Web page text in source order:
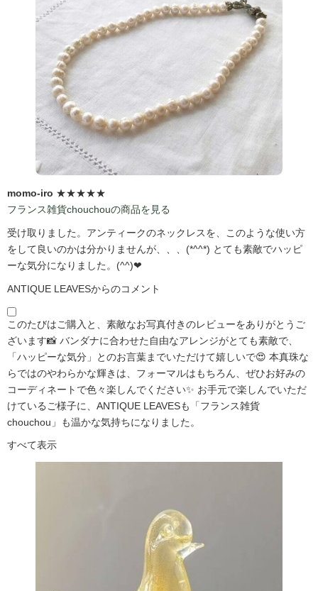
momo-iro ★★★★★
フランス雑貨chouchouの商品を見る
受け取りました。アンティークのネックレスを、このような使い方
をして良いのかは分かりませんが、、、(*^^*) とても素敵でハッピ
ーな気分になりました。(^^)❤
ANTIQUE LEAVESからのコメント
このたびはご購入と、素敵なお写真付きのレビューをありがとうご
ざいます📸 バンダナに合わせた自由なアレンジがとても素敵で、
「ハッピーな気分」とのお言葉までいただけて嬉しいで😍 本真珠な
らではのやわらかな輝きは、フォーマルはもちろん、ぜひお好みの
コーディネートで色々楽しんでください✨ お手元で楽しんでいただ
けているご様子に、ANTIQUE LEAVESも「フランス雑貨
chouchou」も温かな気持ちになりました。
すべて表示